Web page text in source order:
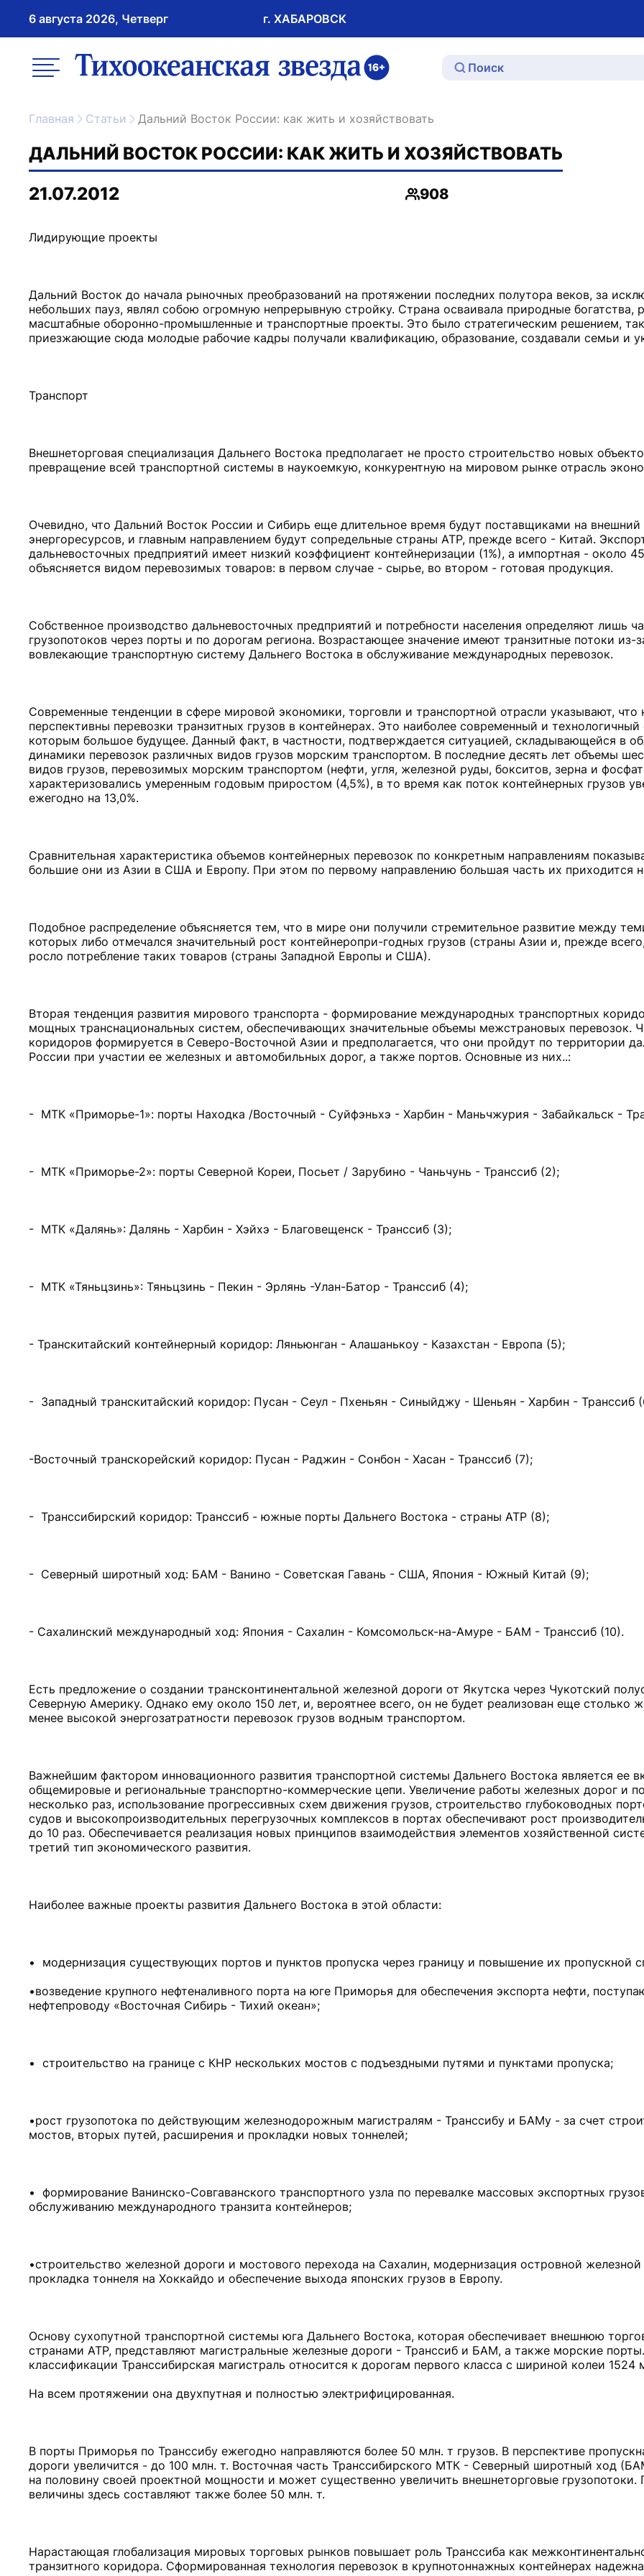
6 августа 2026, Четверг г. ХАБАРОВСК
меню ссылка на главную
Главная Статьи Дальний Восток России: как жить и хозяйствовать
ДАЛЬНИЙ ВОСТОК РОССИИ: КАК ЖИТЬ И ХОЗЯЙСТВОВАТЬ
21.07.2012
Просмотры
908
Лидирующие проекты
Дальний Восток до начала рыночных преобразований на протяжении последних полутора веков, за
небольших пауз, являл собою огромную непрерывную стройку. Страна осваивала природные богатства,
масштабные оборонно-промышленные и транспортные проекты. Это было стратегическим решением,
приезжающие сюда молодые рабочие кадры получали квалификацию, образование, создавали семьи и
Транспорт
Внешнеторговая специализация Дальнего Востока предполагает не просто строительство новых
превращение всей транспортной системы в наукоемкую, конкурентную на мировом рынке отрасль
Очевидно, что Дальний Восток России и Сибирь еще длительное время будут поставщиками на
энергоресурсов, и главным направлением будут сопредельные страны АТР, прежде всего - Китай.
дальневосточных предприятий имеет низкий коэффициент контейнеризации (1%), а импортная - около
объясняется видом перевозимых товаров: в первом случае - сырье, во втором - готовая продукция.
Собственное производство дальневосточных предприятий и потребности населения определяют лишь
грузопотоков через порты и по дорогам региона. Возрастающее значение имеют транзитные потоки из-
вовлекающие транспортную систему Дальнего Востока в обслуживание международных перевозок.
Современные тенденции в сфере мировой экономики, торговли и транспортной отрасли указывают, что
перспективны перевозки транзитных грузов в контейнерах. Это наиболее современный и технологичный
которым большое будущее. Данный факт, в частности, подтверждается ситуацией, складывающейся в
динамики перевозок различных видов грузов морским транспортом. В последние десять лет объемы
видов грузов, перевозимых морским транспортом (нефти, угля, железной руды, бокситов, зерна и
характеризовались умеренным годовым приростом (4,5%), в то время как поток контейнерных грузов
ежегодно на 13,0%.
Сравнительная характеристика объемов контейнерных перевозок по конкретным направлениям
большие они из Азии в США и Европу. При этом по первому направлению большая часть их приходится
Подобное распределение объясняется тем, что в мире они получили стремительное развитие между
которых либо отмечался значительный рост контейнеропри-годных грузов (страны Азии и, прежде
росло потребление таких товаров (страны Западной Европы и США).
Вторая тенденция развития мирового транспорта - формирование международных транспортных
мощных транснациональных систем, обеспечивающих значительные объемы межстрановых перевозок.
коридоров формируется в Северо-Восточной Азии и предполагается, что они пройдут по территории
России при участии ее железных и автомобильных дорог, а также портов. Основные из них..:
- МТК «Приморье-1»: порты Находка /Восточный - Суйфэньхэ - Харбин - Маньчжурия - Забайкальск -
- МТК «Приморье-2»: порты Северной Кореи, Посьет / Зарубино - Чаньчунь - Транссиб (2);
- МТК «Далянь»: Далянь - Харбин - Хэйхэ - Благовещенск - Транссиб (3);
- МТК «Тяньцзинь»: Тяньцзинь - Пекин - Эрлянь -Улан-Батор - Транссиб (4);
- Транскитайский контейнерный коридор: Ляньюнган - Алашанькоу - Казахстан - Европа (5);
- Западный транскитайский коридор: Пусан - Сеул - Пхеньян - Синыйджу - Шеньян - Харбин - Транссиб
-Восточный транскорейский коридор: Пусан - Раджин - Сонбон - Хасан - Транссиб (7);
- Транссибирский коридор: Транссиб - южные порты Дальнего Востока - страны АТР (8);
- Северный широтный ход: БАМ - Ванино - Советская Гавань - США, Япония - Южный Китай (9);
- Сахалинский международный ход: Япония - Сахалин - Комсомольск-на-Амуре - БАМ - Транссиб (10).
Есть предложение о создании трансконтинентальной железной дороги от Якутска через Чукотский
Северную Америку. Однако ему около 150 лет, и, вероятнее всего, он не будет реализован еще столько
менее высокой энергозатратности перевозок грузов водным транспортом.
Важнейшим фактором инновационного развития транспортной системы Дальнего Востока является ее
общемировые и региональные транспортно-коммерческие цепи. Увеличение работы железных дорог и
несколько раз, использование прогрессивных схем движения грузов, строительство глубоководных
судов и высокопроизводительных перегрузочных комплексов в портах обеспечивают рост
до 10 раз. Обеспечивается реализация новых принципов взаимодействия элементов хозяйственной
третий тип экономического развития.
Наиболее важные проекты развития Дальнего Востока в этой области:
• модернизация существующих портов и пунктов пропуска через границу и повышение их пропускной
•возведение крупного нефтеналивного порта на юге Приморья для обеспечения экспорта нефти,
нефтепроводу «Восточная Сибирь - Тихий океан»;
• строительство на границе с КНР нескольких мостов с подъездными путями и пунктами пропуска;
•рост грузопотока по действующим железнодорожным магистралям - Транссибу и БАМу - за счет
мостов, вторых путей, расширения и прокладки новых тоннелей;
• формирование Ванинско-Совгаванского транспортного узла по перевалке массовых экспортных
обслуживанию международного транзита контейнеров;
•строительство железной дороги и мостового перехода на Сахалин, модернизация островной
прокладка тоннеля на Хоккайдо и обеспечение выхода японских грузов в Европу.
Основу сухопутной транспортной системы юга Дальнего Востока, которая обеспечивает внешнюю
странами АТР, представляют магистральные железные дороги - Транссиб и БАМ, а также морские
классификации Транссибирская магистраль относится к дорогам первого класса с шириной колеи 1524
На всем протяжении она двухпутная и полностью электрифицированная.
В порты Приморья по Транссибу ежегодно направляются более 50 млн. т грузов. В перспективе
дороги увеличится - до 100 млн. т. Восточная часть Транссибирского МТК - Северный широтный ход
на половину своей проектной мощности и может существенно увеличить внешнеторговые грузопотоки.
величины здесь составляют также более 50 млн. т.
Нарастающая глобализация мировых торговых рынков повышает роль Транссиба как
транзитного коридора. Сформированная технология перевозок в крупнотоннажных контейнерах